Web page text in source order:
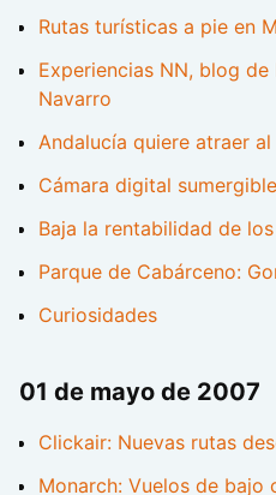
Rutas turísticas a pie en
Experiencias NN, blog
Navarro
Andalucía quiere atraer
Cámara digital sumergible
Baja la rentabilidad de
Parque de Cabárceno:
Curiosidades
01 de mayo de 2007
Clickair: Nuevas rutas
Monarch: Vuelos de bajo